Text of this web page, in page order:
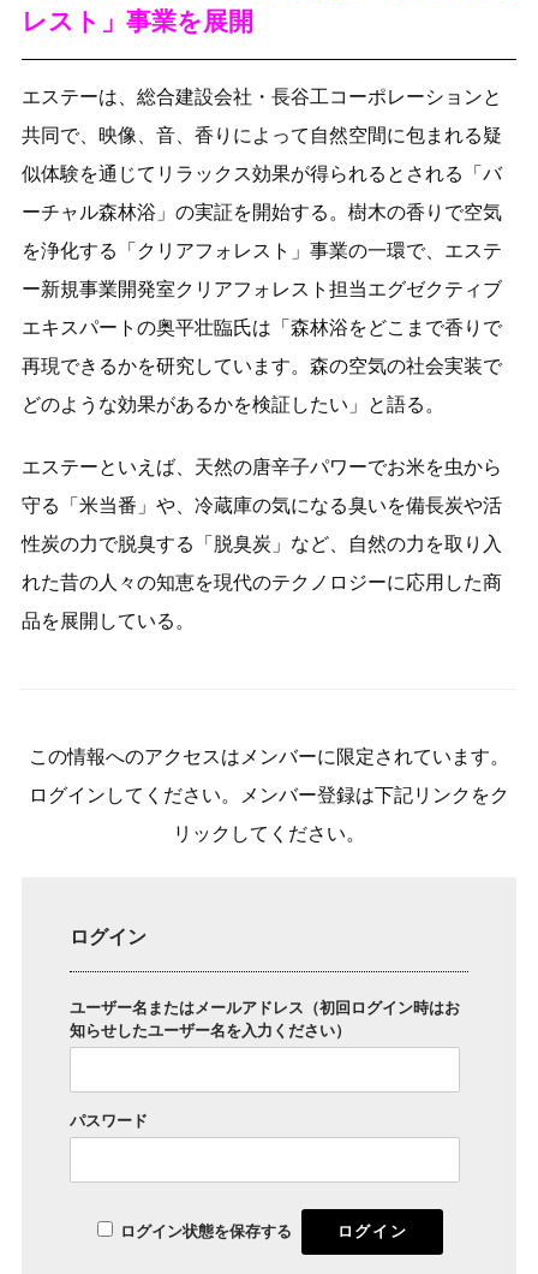
レスト」事業を展開
エステーは、総合建設会社・長谷工コーポレーションと
共同で、映像、音、香りによって自然空間に包まれる疑
似体験を通じてリラックス効果が得られるとされる「バ
ーチャル森林浴」の実証を開始する。樹木の香りで空気
を浄化する「クリアフォレスト」事業の一環で、エステ
ー新規事業開発室クリアフォレスト担当エグゼクティブ
エキスパートの奥平壮臨氏は「森林浴をどこまで香りで
再現できるかを研究しています。森の空気の社会実装で
どのような効果があるかを検証したい」と語る。
エステーといえば、天然の唐辛子パワーでお米を虫から
守る「米当番」や、冷蔵庫の気になる臭いを備長炭や活
性炭の力で脱臭する「脱臭炭」など、自然の力を取り入
れた昔の人々の知恵を現代のテクノロジーに応用した商
品を展開している。
この情報へのアクセスはメンバーに限定されています。
ログインしてください。メンバー登録は下記リンクをク
リックしてください。
ログイン
ユーザー名またはメールアドレス（初回ログイン時はお
知らせしたユーザー名を入力ください）
パスワード
ログイン状態を保存する